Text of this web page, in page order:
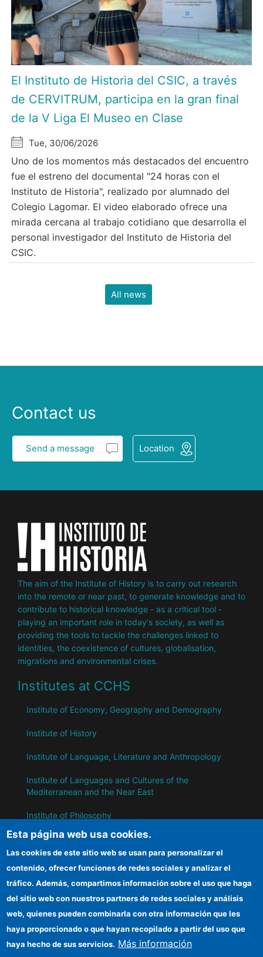
El Instituto de Historia del CSIC, a través
de CERVITRUM, participa en la gran final
de la V Liga El Museo en Clase
Tue, 30/06/2026
Uno de los momentos más destacados del encuentro
fue el estreno del documental "24 horas con el
Instituto de Historia", realizado por alumnado del
Colegio Lagomar. El video elaborado ofrece una
mirada cercana al trabajo cotidiano que desarrolla el
personal investigador del Instituto de Historia del
CSIC.
All news
Contact us
Send a message Location
The aim of the Institute of History is to carry out research
into the remote or near past, to generate knowledge and to
contribute to historical knowledge - as a critical tool -
playing an important role in today's society, as well as
providing the tools to tackle the challenges linked to
identities, the coexistence of cultures, globalisation,
migrations and environmental crises.
Institutes at CCHS
Institute of Economy, Geography and Demography
Institute of History
Institute of Language, Literature and Anthropology
Institute of Languages ​​and Cultures of the
Mediterranean and the Near East
Institute of Philosophy
Institute of Public Policies and Goods
IH
CSIC Electronic Office
Information for suppliers
Funding entities
Esta página web usa cookies.
Las cookies de este sitio web se usan para personalizar el
contenido, ofrecer funciones de redes sociales y analizar el
tráfico. Además, compartimos información sobre el uso que haga
del sitio web con nuestros partners de redes sociales y análisis
web, quienes pueden combinarla con otra información que les
haya proporcionado o que hayan recopilado a partir del uso que
haya hecho de sus servicios. Más información